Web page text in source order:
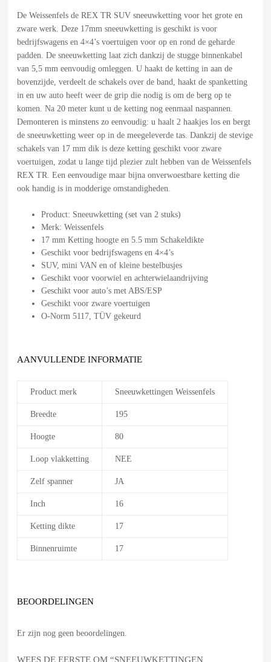
De Weissenfels de REX TR SUV sneeuwketting voor het grote en
zware werk. Deze 17mm sneeuwketting is geschikt is voor
bedrijfswagens en 4×4’s voertuigen voor op en rond de geharde
padden. De sneeuwketting laat zich dankzij de stugge binnenkabel
van 5,5 mm eenvoudig omleggen. U haakt de ketting in aan de
bovenzijde, verdeelt de schakels over de band, haakt de spanketting
in en uw auto heeft weer de grip die nodig is om de berg op te
komen. Na 20 meter kunt u de ketting nog eenmaal naspannen.
Demonteren is minstens zo eenvoudig: u haalt 2 haakjes los en bergt
de sneeuwketting weer op in de meegeleverde tas. Dankzij de stevige
schakels van 17 mm dik is deze ketting geschikt voor zware
voertuigen, zodat u lange tijd plezier zult hebben van de Weissenfels
REX TR. Een eenvoudige maar bijna onverwoestbare ketting die
ook handig is in modderige omstandigheden.
Product: Sneeuwketting (set van 2 stuks)
Merk: Weissenfels
17 mm Ketting hoogte en 5.5 mm Schakeldikte
Geschikt voor bedrijfswagens en 4×4’s
SUV, mini VAN en of kleine bestelbusjes
Geschikt voor voorwiel en achterwielaandrijving
Geschikt voor auto’s met ABS/ESP
Geschikt voor zware voertuigen
O-Norm 5117, TÜV gekeurd
AANVULLENDE INFORMATIE
Product merk Sneeuwkettingen Weissenfels
Breedte 195
Hoogte 80
Loop vlakketting NEE
Zelf spanner JA
Inch 16
Ketting dikte 17
Binnenruimte 17
BEOORDELINGEN
Er zijn nog geen beoordelingen.
WEES DE EERSTE OM “SNEEUWKETTINGEN